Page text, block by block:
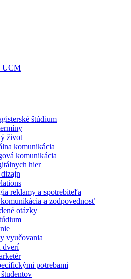
UCM
štúdium
život
komunikácia
komunikácia
hier
reklamy a spotrebiteľa
a zodpovednosť
otázky
vyučovania
dverí
potrebami